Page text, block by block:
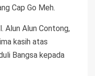
Cap Go Meh.
Alun Alun Contong,
kasih atas
Bangsa kepada